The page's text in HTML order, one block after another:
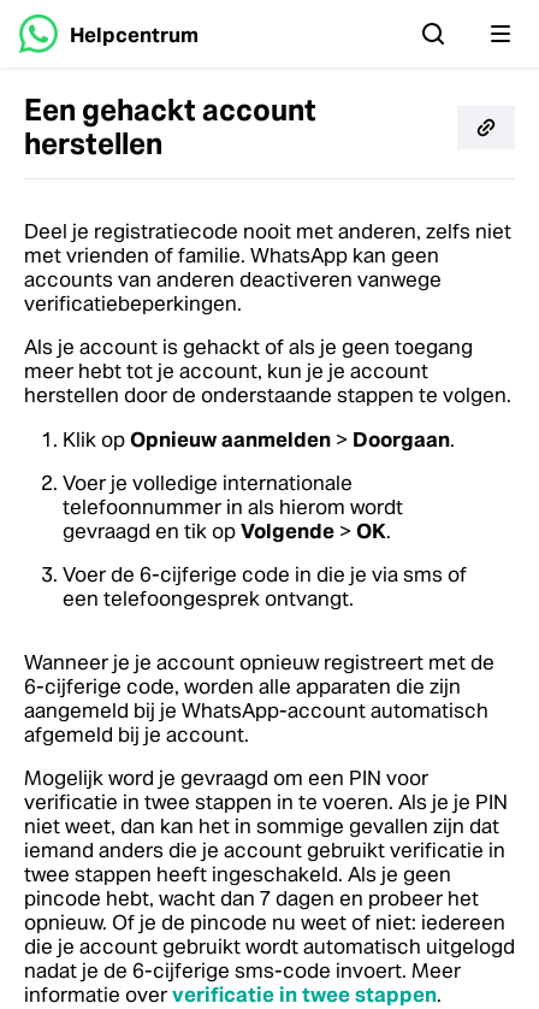
Helpcentrum
Een gehackt account
herstellen
Deel je registratiecode nooit met anderen, zelfs niet
met vrienden of familie. WhatsApp kan geen
accounts van anderen deactiveren vanwege
verificatiebeperkingen.
Als je account is gehackt of als je geen toegang
meer hebt tot je account, kun je je account
herstellen door de onderstaande stappen te volgen.
Klik opOpnieuw aanmelden > Doorgaan.
Voer je volledige internationale
telefoonnummer in als hierom wordt
gevraagd en tik opVolgende > OK.
Voer de 6-cijferige code in die je via sms of
een telefoongesprek ontvangt.
Wanneer je je account opnieuw registreert met de
6-cijferige code, worden alle apparaten die zijn
aangemeld bij je WhatsApp-account automatisch
afgemeld bij je account.
Mogelijk word je gevraagd om een PIN voor
verificatie in twee stappen in te voeren. Als je je PIN
niet weet, dan kan het in sommige gevallen zijn dat
iemand anders die je account gebruikt verificatie in
twee stappen heeft ingeschakeld. Als je geen
pincode hebt, wacht dan 7 dagen en probeer het
opnieuw. Of je de pincode nu weet of niet: iedereen
die je account gebruikt wordt automatisch uitgelogd
nadat je de 6-cijferige sms-code invoert. Meer
informatie oververificatie in twee stappen.